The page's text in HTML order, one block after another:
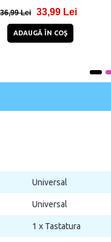
89,99 Lei 74,99 Lei
ADAUGĂ ÎN COŞ
Universal
Universal
1 x Tastatura